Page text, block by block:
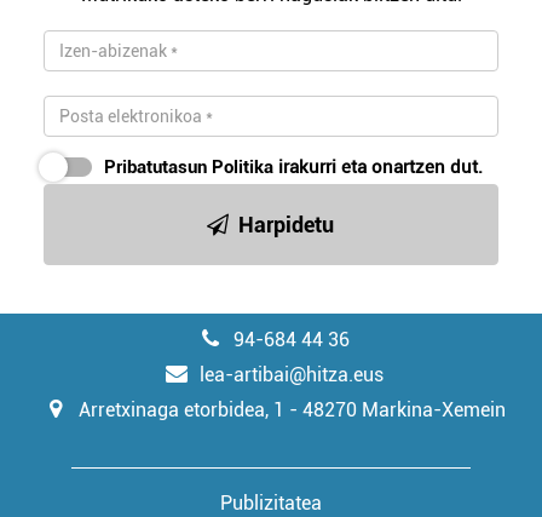
Pribatutasun Politika irakurri eta onartzen dut.
Harpidetu
94-684 44 36
lea-artibai@hitza.eus
Arretxinaga etorbidea, 1 - 48270 Markina-Xemein
Publizitatea